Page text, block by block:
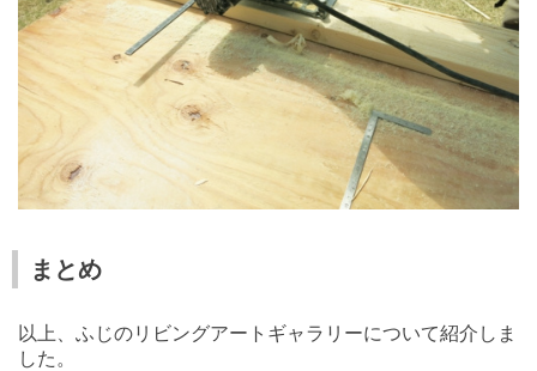
まとめ
以上、ふじのリビングアートギャラリーについて紹介しま
した。